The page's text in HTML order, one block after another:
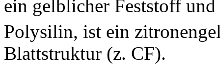
ein gelblicher Feststoff
Polysilin, ist ein
Blattstruktur (z. CF).